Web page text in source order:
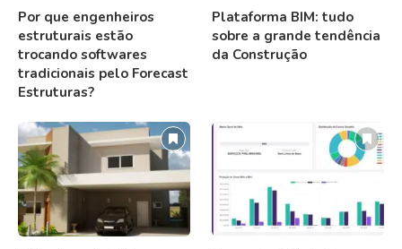
Por que engenheiros
estruturais estão
trocando softwares
tradicionais pelo Forecast
Estruturas?
Plataforma BIM: tudo
sobre a grande tendência
da Construção